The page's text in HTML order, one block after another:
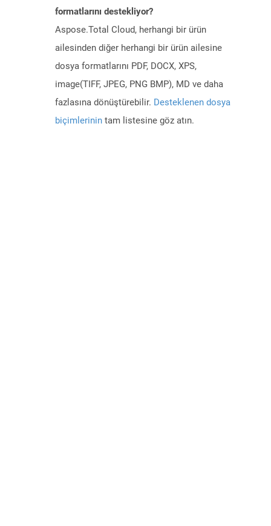
formatlarını destekliyor?
Aspose.Total Cloud, herhangi bir ürün
ailesinden diğer herhangi bir ürün ailesine
dosya formatlarını PDF, DOCX, XPS,
image(TIFF, JPEG, PNG BMP), MD ve daha
fazlasına dönüştürebilir. Desteklenen dosya
biçimlerinin tam listesine göz atın.